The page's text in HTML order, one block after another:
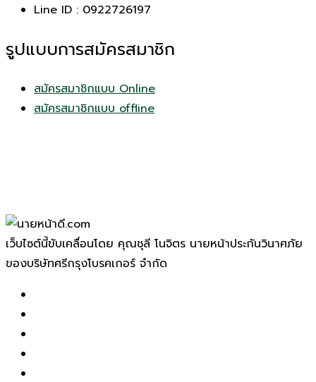
Line ID : 0922726197
รูปแบบการสมัครสมาชิก
สมัครสมาชิกแบบ Online
สมัครสมาชิกแบบ offline
เว็บไซต์นี้ขับเคลื่อนโดย คุณชุลี โนจิตร นายหน้าประกันวินาศภัย
ของบริษัทศรีกรุงโบรคเกอร์ จำกัด